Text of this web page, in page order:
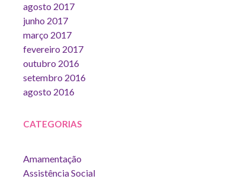
agosto 2017
junho 2017
março 2017
fevereiro 2017
outubro 2016
setembro 2016
agosto 2016
CATEGORIAS
Amamentação
Assistência Social